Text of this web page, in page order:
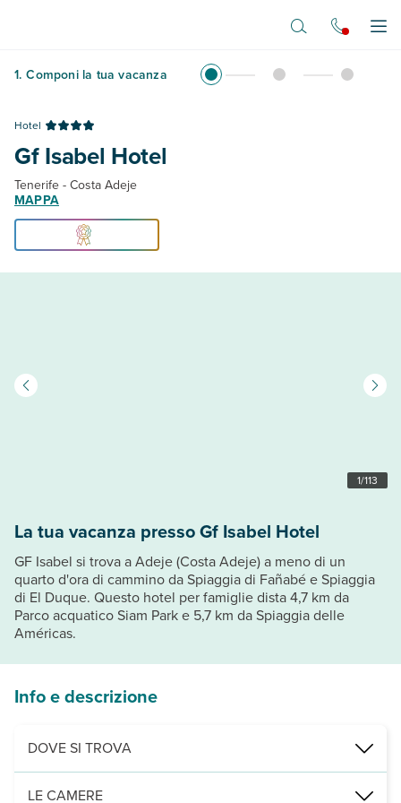
1. Componi la tua vacanza
Hotel
Gf Isabel Hotel
Tenerife - Costa Adeje
MAPPA
1/113
La tua vacanza presso Gf Isabel Hotel
GF Isabel si trova a Adeje (Costa Adeje) a meno di un
quarto d'ora di cammino da Spiaggia di Fañabé e Spiaggia
di El Duque. Questo hotel per famiglie dista 4,7 km da
Parco acquatico Siam Park e 5,7 km da Spiaggia delle
Américas.
Info e descrizione
DOVE SI TROVA
Nelle vicinanze di: Gran Sur Shopping Center
LE CAMERE